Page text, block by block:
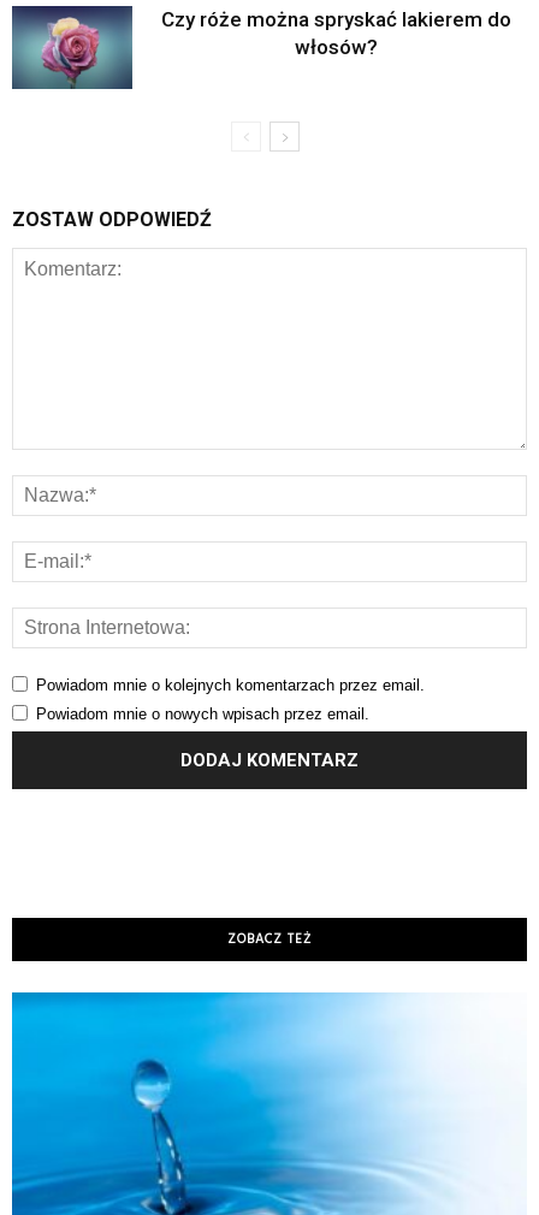
Czy róże można spryskać lakierem do
włosów?
ZOSTAW ODPOWIEDŹ
Powiadom mnie o kolejnych komentarzach przez email.
Powiadom mnie o nowych wpisach przez email.
ZOBACZ TEŻ